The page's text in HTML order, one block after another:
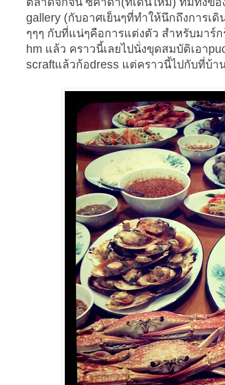
gallery (กับอาศเย็นๆที่ทำให้นึกถึงการเดิ
ๆๆๆ กับที่แน่ๆคือการแต่งตัว สำหรับมาร์
hm แล้ว คราวนี้เลยไปนั่งขุดสมบัติเอา
scraftแล้วก้อdress แต่คราวนี้ไปกับที่บ้า